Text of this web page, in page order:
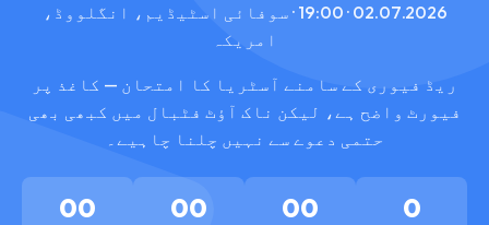
02.07.2026 · 19:00 · سوفائی اسٹیڈیم، انگلووڈ،
امریکہ
ریڈ فیوری کے سامنے آسٹریا کا امتحان — کاغذ پر
فیورٹ واضح ہے، لیکن ناک آؤٹ فٹبال میں کبھی بھی
حتمی دعوے سے نہیں چلنا چاہیے۔
0
00
00
00